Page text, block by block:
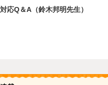
応Q＆A（鈴木邦明先生）